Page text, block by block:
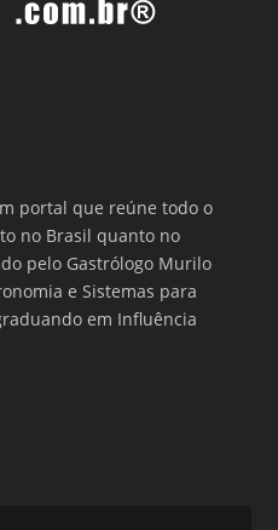
portal que reúne todo o
no Brasil quanto no
pelo Gastrólogo Murilo
e Sistemas para
em Influência